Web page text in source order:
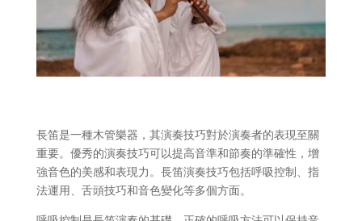
長笛是一種木管樂器，其演奏技巧對於演奏者的表現至關
重要。優秀的演奏技巧可以提高音準和節奏的準確性，增
強音色的美感和表現力。長笛演奏技巧包括呼吸控制、指
法運用、舌頭技巧和音色變化等多個方面。